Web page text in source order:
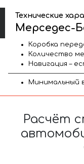
Технические
Мерседес-
Коробка
Количество
Навигация –
Минимальный
Расчёт